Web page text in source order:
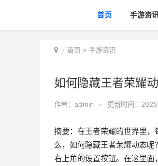
首页 手游资
首页 > 手游资讯
如何隐藏王者荣耀
作者： admin • 更新时间：
摘要：在王者荣耀的世界里
么，如何隐藏王者荣耀动态
右上角的设置按钮。在这里面